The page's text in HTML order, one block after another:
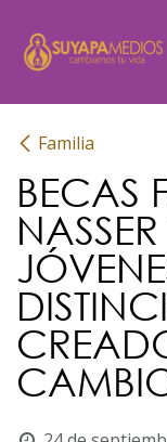
Familia
BECAS